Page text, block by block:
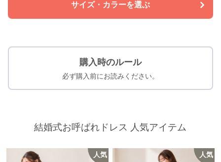
サイズ・カラーを選ぶ
購入時のルール
必ず購入前にお読みください。
結婚式お呼ばれドレス 人気アイテム
人気 人気